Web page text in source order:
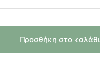
Προσθήκη στο καλάθι